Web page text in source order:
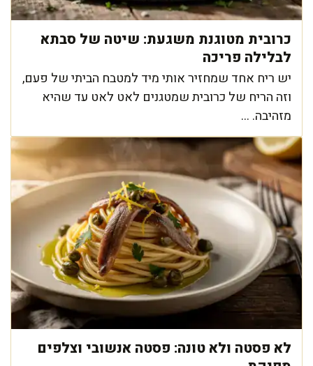
כרובית מטוגנת משגעת: שיטה של סבתא
לבלילה פריכה
יש ריח אחד שמחזיר אותי מיד למטבח הביתי של פעם,
וזה הריח של כרובית שמטגנים לאט לאט עד שהיא
מזהיבה. ...
לא פסטה ולא טונה: פסטה אנשובי וצלפים